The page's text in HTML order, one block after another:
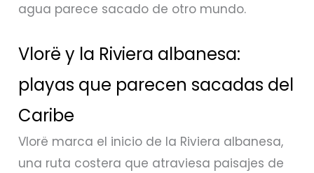
agua parece sacado de otro mundo.
Vlorë y la Riviera albanesa:
playas que parecen sacadas del
Caribe
Vlorë marca el inicio de la Riviera albanesa,
una ruta costera que atraviesa paisajes de